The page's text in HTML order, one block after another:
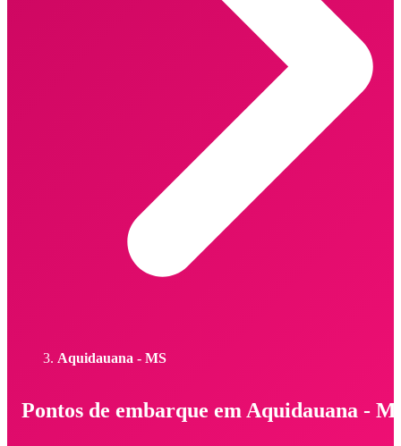
Aquidauana - MS
Pontos de embarque em Aquidauana -